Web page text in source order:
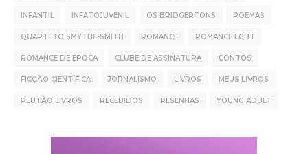
INFANTIL INFATOJUVENIL OS BRIDGERTONS POEMAS
QUARTETO SMYTHE-SMITH ROMANCE ROMANCE LGBT
ROMANCE DE ÉPOCA CLUBE DE ASSINATURA CONTOS
FICÇÃO CIENTÍFICA JORNALISMO LIVROS MEUS LIVROS
PLUTÃO LIVROS RECEBIDOS RESENHAS YOUNG ADULT